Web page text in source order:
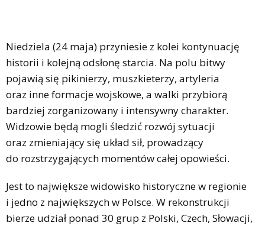
Niedziela (24 maja) przyniesie z kolei kontynuację
historii i kolejną odsłonę starcia. Na polu bitwy
pojawią się pikinierzy, muszkieterzy, artyleria
oraz inne formacje wojskowe, a walki przybiorą
bardziej zorganizowany i intensywny charakter.
Widzowie będą mogli śledzić rozwój sytuacji
oraz zmieniający się układ sił, prowadzący
do rozstrzygających momentów całej opowieści.
Jest to największe widowisko historyczne w regionie
i jedno z największych w Polsce. W rekonstrukcji
bierze udział ponad 30 grup z Polski, Czech, Słowacji,